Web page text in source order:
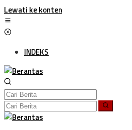
Lewati ke konten
INDEKS